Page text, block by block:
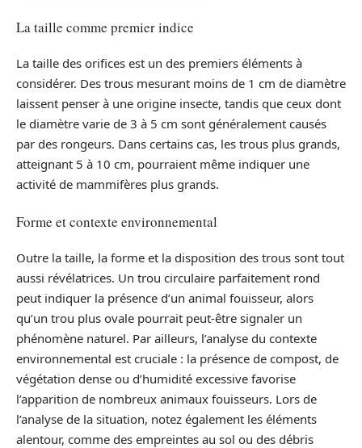
La taille comme premier indice
La taille des orifices est un des premiers éléments à
considérer. Des trous mesurant moins de 1 cm de diamètre
laissent penser à une origine insecte, tandis que ceux dont
le diamètre varie de 3 à 5 cm sont généralement causés
par des rongeurs. Dans certains cas, les trous plus grands,
atteignant 5 à 10 cm, pourraient même indiquer une
activité de mammifères plus grands.
Forme et contexte environnemental
Outre la taille, la forme et la disposition des trous sont tout
aussi révélatrices. Un trou circulaire parfaitement rond
peut indiquer la présence d’un animal fouisseur, alors
qu’un trou plus ovale pourrait peut-être signaler un
phénomène naturel. Par ailleurs, l’analyse du contexte
environnemental est cruciale : la présence de compost, de
végétation dense ou d’humidité excessive favorise
l’apparition de nombreux animaux fouisseurs. Lors de
l’analyse de la situation, notez également les éléments
alentour, comme des empreintes au sol ou des débris